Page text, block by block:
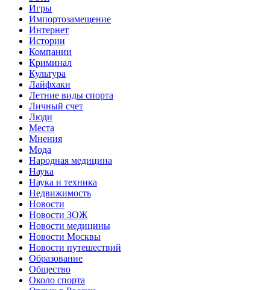
Игры
Импортозамещение
Интернет
Истории
Компании
Криминал
Культура
Лайфхаки
Летние виды спорта
Личный счет
Люди
Места
Мнения
Мода
Народная медицина
Наука
Наука и техника
Недвижимость
Новости
Новости ЗОЖ
Новости медицины
Новости Москвы
Новости путешествий
Образование
Общество
Около спорта